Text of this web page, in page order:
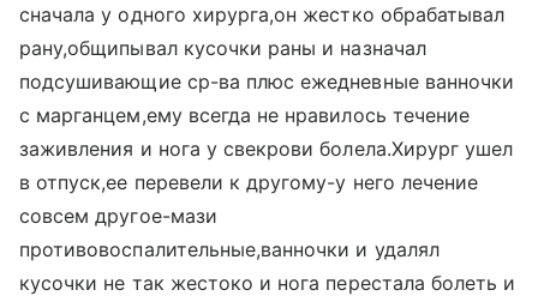
сначала у одного хирурга,он жестко обрабатывал
рану,общипывал кусочки раны и назначал
подсушивающие ср-ва плюс ежедневные ванночки
с марганцем,ему всегда не нравилось течение
заживления и нога у свекрови болела.Хирург ушел
в отпуск,ее перевели к другому-у него лечение
совсем другое-мази
противовоспалительные,ванночки и удалял
кусочки не так жестоко и нога перестала болеть и